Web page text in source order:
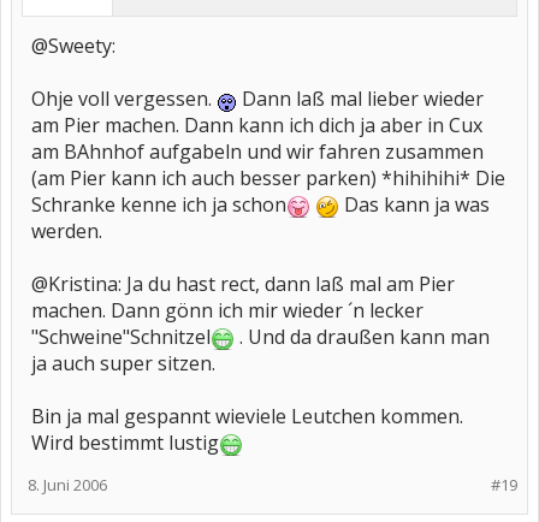
@Sweety:
Ohje voll vergessen.
Dann laß mal lieber wieder
am Pier machen. Dann kann ich dich ja aber in Cux
am BAhnhof aufgabeln und wir fahren zusammen
(am Pier kann ich auch besser parken) *hihihihi* Die
Schranke kenne ich ja schon
Das kann ja was
werden.
@Kristina: Ja du hast rect, dann laß mal am Pier
machen. Dann gönn ich mir wieder ´n lecker
"Schweine"Schnitzel
. Und da draußen kann man
ja auch super sitzen.
Bin ja mal gespannt wieviele Leutchen kommen.
Wird bestimmt lustig
#19
8. Juni 2006